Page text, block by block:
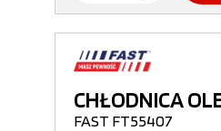
CHŁODNICA
FAST FT55407